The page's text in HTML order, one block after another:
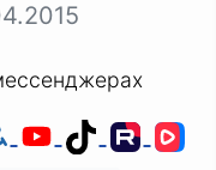
Мой Мир
YouTube
TikTok